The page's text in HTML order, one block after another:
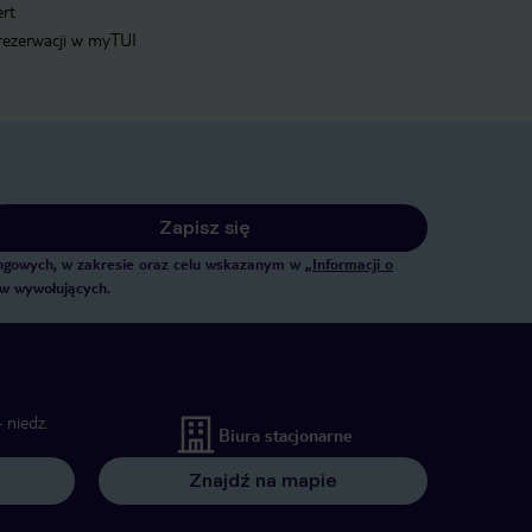
w myTUI
Zapisz się
w zakresie oraz celu wskazanym w „Informacji o
wywołujących.
Biura stacjonarne
Znajdź na mapie